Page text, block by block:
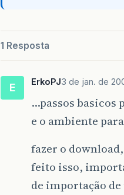
1 Resposta
E ErkoPJ3 de jan. de
…passos basicos
e o ambiente
fazer o
feito isso,
de importação